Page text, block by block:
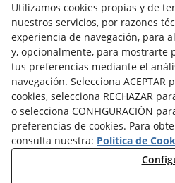
NOTICIAS CALEFACCIÓN
NOTICIAS BIOMASA
NOTICIAS VENTILACIÓN
NOTICIAS ACS
TARIFAS FABRICANTES
NOVEDADES
MI CUENTA
Utilizamos cookies propias y de
nuestros servicios, por razones
experiencia de navegación, para
y, opcionalmente, para mostrarte
tus preferencias mediante el
navegación. Selecciona
cookies, selecciona RECHAZAR
o selecciona CONFIGURACIÓN
preferencias de cookies. Para
consulta nuestra: Política de